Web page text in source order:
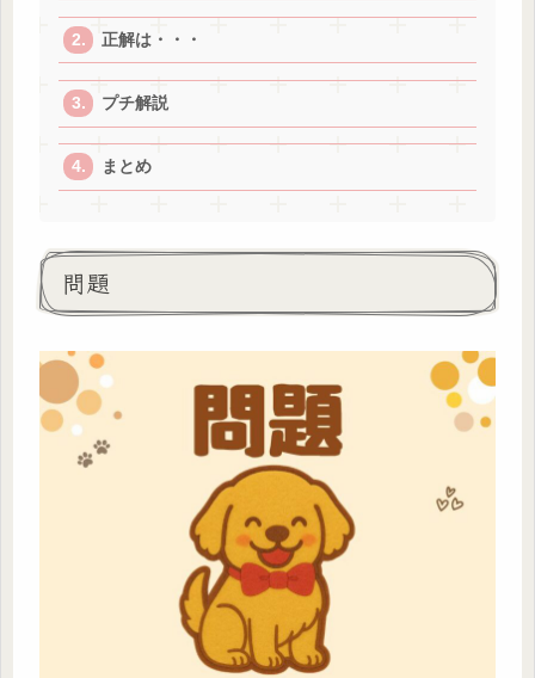
正解は・・・
プチ解説
まとめ
問題